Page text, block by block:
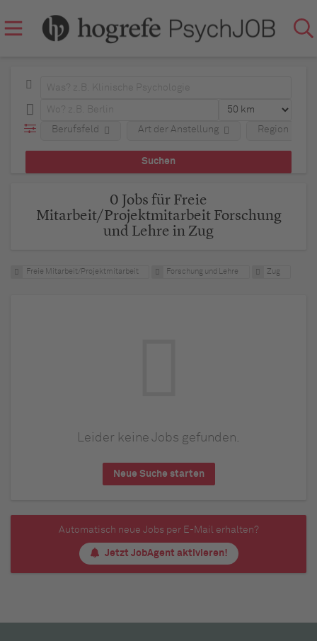
Berufsfeld Art der Anstellung Region
0 Jobs für Freie
Mitarbeit/Projektmitarbeit Forschung
und Lehre in Zug
Freie Mitarbeit/Projektmitarbeit Forschung und Lehre Zug
Leider keine Jobs gefunden.
Neue Suche starten
Automatisch neue Jobs per E-Mail erhalten?
Jetzt JobAgent aktivieren!